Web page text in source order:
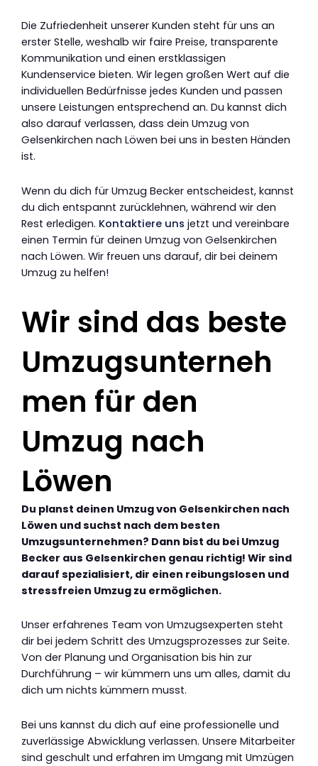
Die Zufriedenheit unserer Kunden steht für uns an
erster Stelle, weshalb wir faire Preise, transparente
Kommunikation und einen erstklassigen
Kundenservice bieten. Wir legen großen Wert auf die
individuellen Bedürfnisse jedes Kunden und passen
unsere Leistungen entsprechend an. Du kannst dich
also darauf verlassen, dass dein Umzug von
Gelsenkirchen nach Löwen bei uns in besten Händen
ist.
Wenn du dich für Umzug Becker entscheidest, kannst
du dich entspannt zurücklehnen, während wir den
Rest erledigen. Kontaktiere uns jetzt und vereinbare
einen Termin für deinen Umzug von Gelsenkirchen
nach Löwen. Wir freuen uns darauf, dir bei deinem
Umzug zu helfen!
Wir sind das beste
Umzugsunterneh
men für den
Umzug nach
Löwen
Du planst deinen Umzug von Gelsenkirchen nach
Löwen und suchst nach dem besten
Umzugsunternehmen? Dann bist du bei Umzug
Becker aus Gelsenkirchen genau richtig! Wir sind
darauf spezialisiert, dir einen reibungslosen und
stressfreien Umzug zu ermöglichen.
Unser erfahrenes Team von Umzugsexperten steht
dir bei jedem Schritt des Umzugsprozesses zur Seite.
Von der Planung und Organisation bis hin zur
Durchführung – wir kümmern uns um alles, damit du
dich um nichts kümmern musst.
Bei uns kannst du dich auf eine professionelle und
zuverlässige Abwicklung verlassen. Unsere Mitarbeiter
sind geschult und erfahren im Umgang mit Umzügen